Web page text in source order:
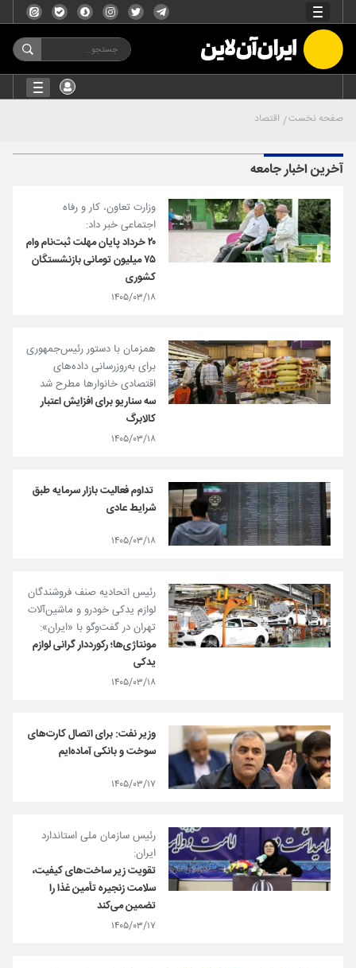
صفحه نخست اقتصاد
آخرین اخبار جامعه
وزارت تعاون،‌ کار و رفاه
اجتماعی خبر داد:
۲۰ خرداد پایان مهلت ثبت‌نام وام
۷۵ میلیون تومانی بازنشستگان
کشوری
۱۴۰۵/۰۳/۱۸
همزمان با دستور رئیس‌جمهوری
برای به‌روزرسانی داده‌های
اقتصادی خانوارها مطرح شد
سه سناریو برای افزایش اعتبار
کالابرگ
۱۴۰۵/۰۳/۱۸
️ تداوم فعالیت بازار سرمایه طبق
شرایط عادی
۱۴۰۵/۰۳/۱۸
رئیس اتحادیه صنف فروشندگان
لوازم یدکی خودرو و ماشین‌آلات
تهران در گفت‌وگو با «ایران»:
مونتاژی‌ها؛ رکورددار گرانی لوازم
یدکی
۱۴۰۵/۰۳/۱۸
وزیر نفت: برای اتصال کارت‌های
سوخت و بانکی آماده‌ایم
۱۴۰۵/۰۳/۱۷
رئیس سازمان ملی استاندارد
ایران:
تقویت زیر ساخت‌های کیفیت،
سلامت زنجیره تأمین غذا را
تضمین می‌کند
۱۴۰۵/۰۳/۱۷